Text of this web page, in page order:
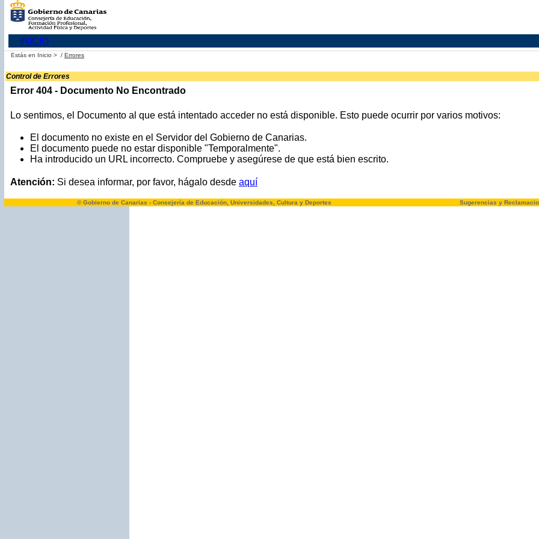
INICIO
Estás en Inicio > / Errores
Control de Errores
Error 404 - Documento No Encontrado
Lo sentimos, el Documento al que está intentado acceder no está disponible. Esto puede ocurrir por varios motivos:
El documento no existe en el Servidor del Gobierno de Canarias.
El documento puede no estar disponible "Temporalmente".
Ha introducido un URL incorrecto. Compruebe y asegúrese de que está bien escrito.
Atención: Si desea informar, por favor, hágalo desde aquí
© Gobierno de Canarias - Consejería de Educación, Universidades, Cultura y Deportes Sugerencias y